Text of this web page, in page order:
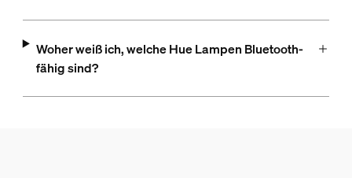
Woher weiß ich, welche Hue Lampen Bluetooth-
fähig sind?